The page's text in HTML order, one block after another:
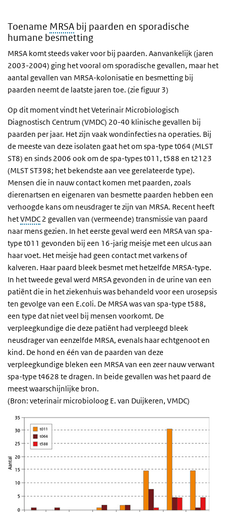
Toename MRSA bij paarden en sporadische
humane besmetting
MRSA komt steeds vaker voor bij paarden. Aanvankelijk (jaren
2003-2004) ging het vooral om sporadische gevallen, maar het
aantal gevallen van MRSA-kolonisatie en besmetting bij
paarden neemt de laatste jaren toe. (zie figuur 3)
Op dit moment vindt het Veterinair Microbiologisch
Diagnostisch Centrum (VMDC) 20-40 klinische gevallen bij
paarden per jaar. Het zijn vaak wondinfecties na operaties. Bij
de meeste van deze isolaten gaat het om spa-type t064 (MLST
ST8) en sinds 2006 ook om de spa-types t011, t588 en t2123
(MLST ST398; het bekendste aan vee gerelateerde type).
Mensen die in nauw contact komen met paarden, zoals
dierenartsen en eigenaren van besmette paarden hebben een
verhoogde kans om neusdrager te zijn van MRSA. Recent heeft
hetVMDC 2 gevallen van (vermeende) transmissie van paard
naar mens gezien. In het eerste geval werd een MRSA van spa-
type t011 gevonden bij een 16-jarig meisje met een ulcus aan
haar voet. Het meisje had geen contact met varkens of
kalveren. Haar paard bleek besmet met hetzelfde MRSA-type.
In het tweede geval werd MRSA gevonden in de urine van een
patiënt die in het ziekenhuis was behandeld voor een urosepsis
ten gevolge van een E.coli. De MRSA was van spa-type t588,
een type dat niet veel bij mensen voorkomt. De
verpleegkundige die deze patiënt had verpleegd bleek
neusdrager van eenzelfde MRSA, evenals haar echtgenoot en
kind. De hond en één van de paarden van deze
verpleegkundige bleken een MRSA van een zeer nauw verwant
spa-type t4628 te dragen. In beide gevallen was het paard de
meest waarschijnlijke bron.
(Bron: veterinair microbioloog E. van Duijkeren, VMDC)